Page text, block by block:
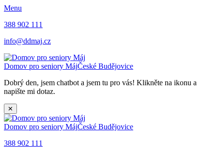
Menu
388 902 111
info@ddmaj.cz
Domov pro seniory MájČeské Budějovice
Dobrý den, jsem chatbot a jsem tu pro vás! Klikněte na ikonu a
napište mi dotaz.
✕
Domov pro seniory MájČeské Budějovice
388 902 111